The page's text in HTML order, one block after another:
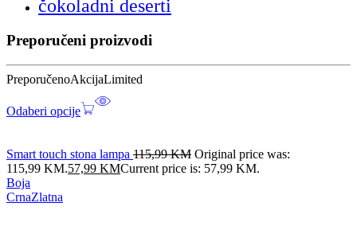
čokoladni deserti
Preporučeni proizvodi
PreporučenoAkcijaLimited
Odaberi opcije
Smart touch stona lampa 115,99KM Original price was:
115,99 KM.57,99 KMCurrent price is: 57,99 KM.
Boja
CrnaZlatna